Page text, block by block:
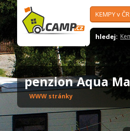
KEMPY v ČR
hledej:
penzion Aqua
WWW stránky